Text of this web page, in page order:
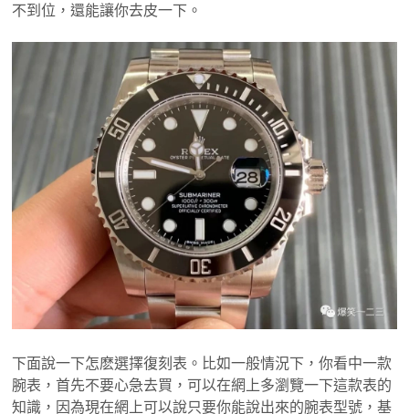
不到位，還能讓你去皮一下。
下面說一下怎麽選擇復刻表。比如一般情況下，你看中一款
腕表，首先不要心急去買，可以在網上多瀏覽一下這款表的
知識，因為現在網上可以說只要你能說出來的腕表型號，基